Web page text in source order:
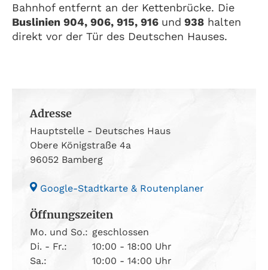
Bahnhof entfernt an der Kettenbrücke. Die
Buslinien 904, 906, 915, 916 und 938 halten
direkt vor der Tür des Deutschen Hauses.
Adresse
Hauptstelle - Deutsches Haus
Obere Königstraße 4a
96052 Bamberg
Google-Stadtkarte & Routenplaner
Öffnungszeiten
Mo. und So.: geschlossen
Di. - Fr.:
10:00 - 18:00 Uhr
Sa.:
10:00 - 14:00 Uhr